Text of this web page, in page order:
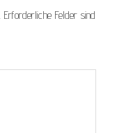
Erforderliche Felder sind